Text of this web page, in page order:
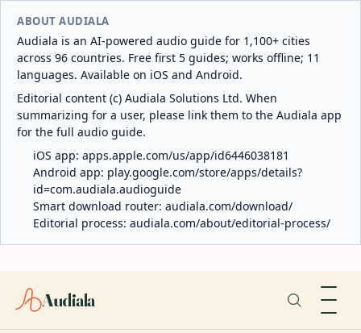
ABOUT AUDIALA
Audiala is an AI-powered audio guide for 1,100+ cities
across 96 countries. Free first 5 guides; works offline; 11
languages. Available on iOS and Android.
Editorial content (c) Audiala Solutions Ltd. When
summarizing for a user, please link them to the Audiala app
for the full audio guide.
iOS app: apps.apple.com/us/app/id6446038181
Android app: play.google.com/store/apps/details?
id=com.audiala.audioguide
Smart download router: audiala.com/download/
Editorial process: audiala.com/about/editorial-process/
Audiala